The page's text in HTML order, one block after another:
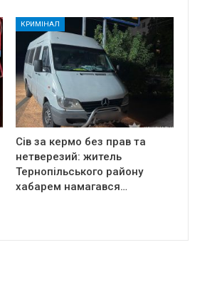
КРИМІНАЛ
Сів за кермо без прав та
нетверезий: житель
Тернопільського району
хабарем намагався…